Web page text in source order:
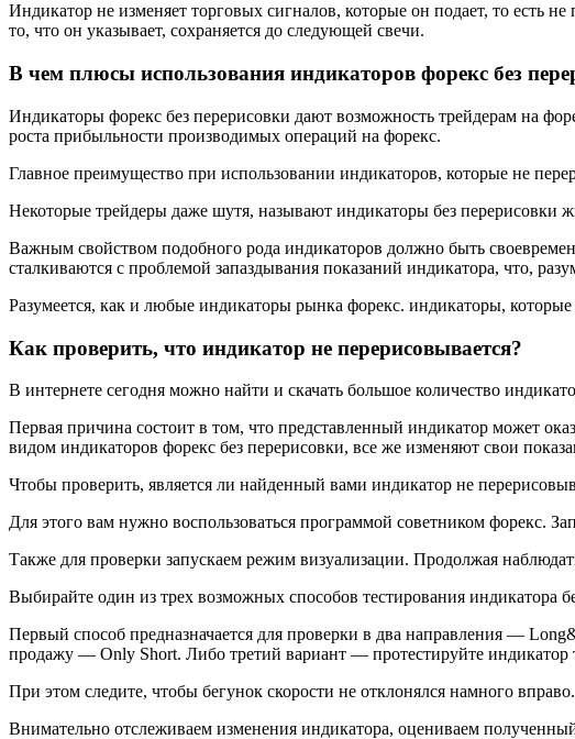
Индикатор не изменяет торговых сигналов, которые он подает, то есть
то, что он указывает, сохраняется до следующей свечи.
В чем плюсы использования индикаторов форекс без
Индикаторы форекс без перерисовки дают возможность трейдерам на
роста прибыльности производимых операций на форекс.
Главное преимущество при использовании индикаторов, которые не
Некоторые трейдеры даже шутя, называют индикаторы без перерисовки
Важным свойством подобного рода индикаторов должно быть
сталкиваются с проблемой запаздывания показаний индикатора, что,
Разумеется, как и любые индикаторы рынка форекс. индикаторы,
Как проверить, что индикатор не перерисовывается?
В интернете сегодня можно найти и скачать большое количество
Первая причина состоит в том, что представленный индикатор может
видом индикаторов форекс без перерисовки, все же изменяют свои
Чтобы проверить, является ли найденный вами индикатор не
Для этого вам нужно воспользоваться программой советником форекс.
Также для проверки запускаем режим визуализации. Продолжая
Выбирайте один из трех возможных способов тестирования индикатора
Первый способ предназначается для проверки в два направления —
продажу — Only Short. Либо третий вариант — протестируйте
При этом следите, чтобы бегунок скорости не отклонялся намного
Внимательно отслеживаем изменения индикатора, оцениваем